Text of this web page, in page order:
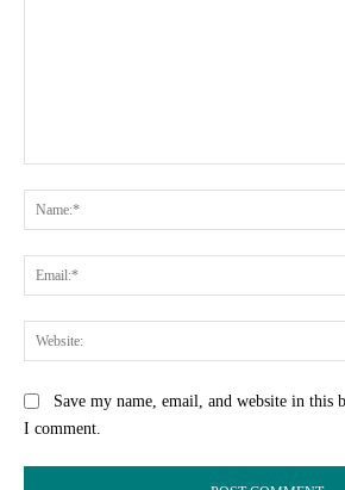
Save my name, email, and website in this
I comment.